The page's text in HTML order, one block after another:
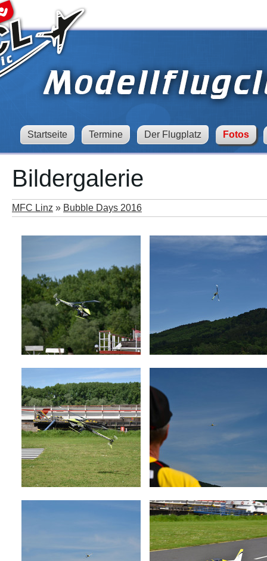
Startseite Termine Der Flugplatz Fotos
Bildergalerie
MFC Linz » Bubble Days 2016